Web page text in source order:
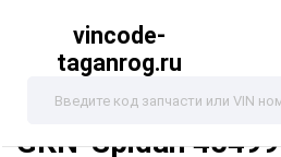
vincode-
taganrog.ru
GKN-Spidan45499